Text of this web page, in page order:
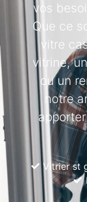
vos
Que ce
vitre
vitrine,
ou un
notre
Vitrier st